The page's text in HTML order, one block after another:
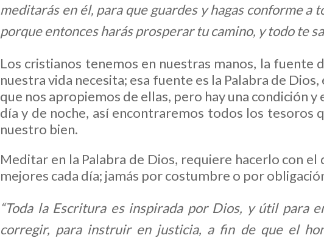
meditarás en él, para que guardes y hagas conforme a
porque entonces harás prosperar tu camino, y todo te
Los cristianos tenemos en nuestras manos, la fuente
nuestra vida necesita; esa fuente es la Palabra de
que nos apropiemos de ellas, pero hay una condición
día y de noche, así encontraremos todos los tesoros
nuestro bien.
Meditar en la Palabra de Dios, requiere hacerlo con el
mejores cada día; jamás por costumbre o por
“Toda la Escritura es inspirada por Dios, y útil para
corregir, para instruir en justicia, a fin de que el